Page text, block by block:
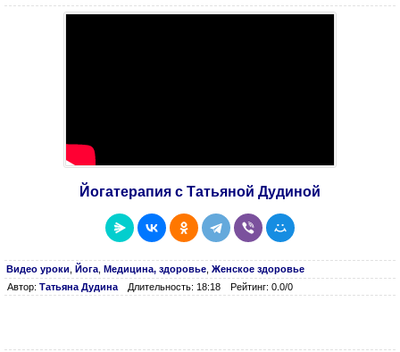
Йогатерапия с Татьяной Дудиной
Видео уроки Йога Медицина, здоровье Женское здоровье
Автор: Татьяна Дудина Длительность: 18:18 Рейтинг: 0.0/0